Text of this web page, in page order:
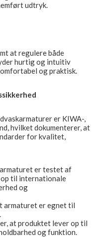
udtryk.
at regulere både
hurtig og intuitiv
og praktisk.
er KIWA-,
hvilket dokumenterer, at
for kvalitet,
er testet af
til internationale
og
armaturet er egnet til
at produktet lever op til
og funktion.